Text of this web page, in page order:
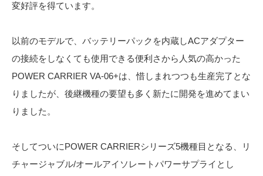
変好評を得ています。
以前のモデルで、バッテリーパックを内蔵しACアダプター
の接続をしなくても使用できる便利さから人気の高かった
POWER CARRIER VA-06+は、惜しまれつつも生産完了とな
りましたが、後継機種の要望も多く新たに開発を進めてまい
りました。
そしてついにPOWER CARRIERシリーズ5機種目となる、リ
チャージャブル/オールアイソレートパワーサプライとし